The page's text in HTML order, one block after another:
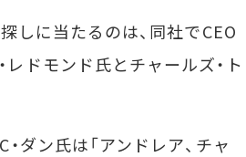
に当たるのは、同社でCEO
ドモンド氏とチャールズ・ト
ダン氏は「アンドレア、チャ